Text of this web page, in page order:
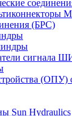
(БРС)
сигнала
(ОПУ)
Sun Hydraulics